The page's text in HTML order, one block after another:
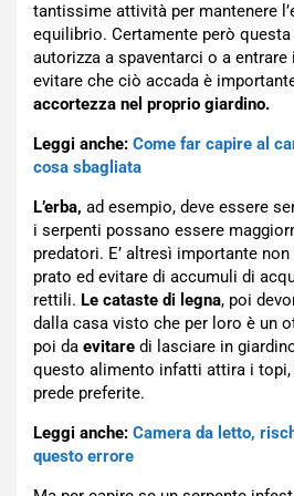
tantissime attività per mantenere
equilibrio. Certamente però
autorizza a spaventarci o a
evitare che ciò accada è
accortezza nel proprio giardino.
Leggi anche: Come far capire al
cosa sbagliata
L’erba, ad esempio, deve essere
i serpenti possano essere
predatori. E’ altresì importante
prato ed evitare di accumuli di
rettili. Le cataste di legna, poi
dalla casa visto che per loro è un
poi da evitare di lasciare in
questo alimento infatti attira i topi,
prede preferite.
Leggi anche: Camera da letto,
questo errore